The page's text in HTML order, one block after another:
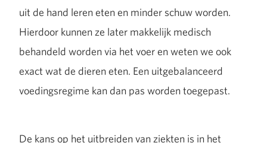
uit de hand leren eten en minder schuw worden.
Hierdoor kunnen ze later makkelijk medisch
behandeld worden via het voer en weten we ook
exact wat de dieren eten. Een uitgebalanceerd
voedingsregime kan dan pas worden toegepast.
De kans op het uitbreiden van ziekten is in het